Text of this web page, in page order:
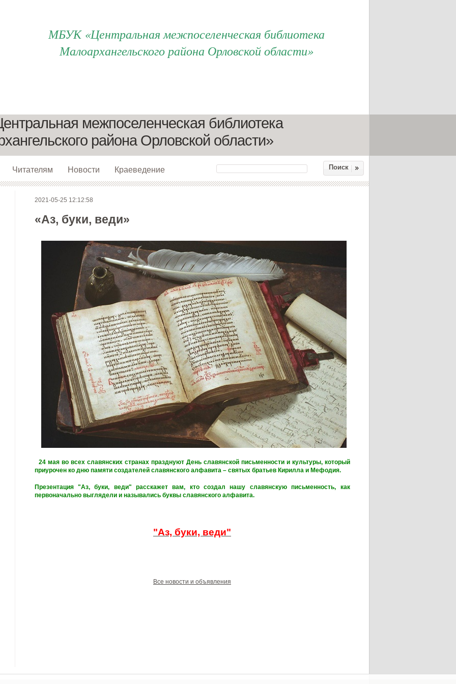
МБУК «Центральная межпоселенческая библиотека
Малоархангельского района Орловской области»
Читателям Новости Краеведение
межпоселенческая библиотека
района Орловской области»
Поиск
2021-05-25 12:12:58
«Аз, буки, веди»
24 мая во всех славянских странах празднуют День славянской письменности и культуры, который
приурочен ко дню памяти создателей славянского алфавита – святых братьев Кирилла и Мефодия.
Презентация "Аз, буки, веди" расскажет вам, кто создал нашу славянскую письменность, как
первоначально выглядели и назывались буквы славянского алфавита.
"Аз, буки, веди"
Все новости и объявления